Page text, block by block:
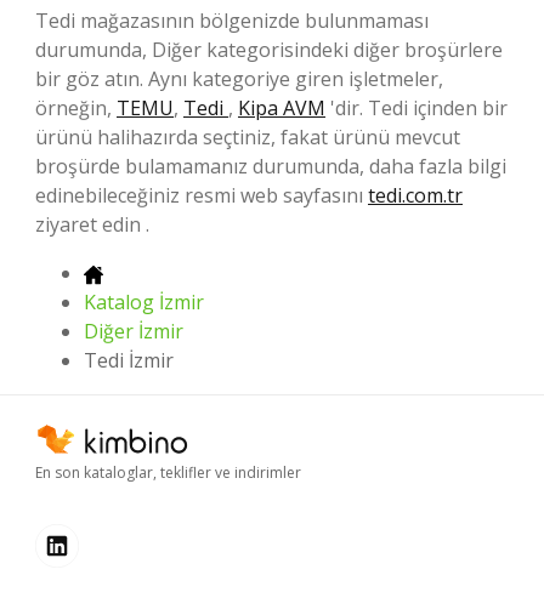
Tedi mağazasının bölgenizde bulunmaması
durumunda, Diğer kategorisindeki diğer broşürlere
bir göz atın. Aynı kategoriye giren işletmeler,
örneğin, TEMU, Tedi , Kipa AVM 'dir. Tedi içinden bir
ürünü halihazırda seçtiniz, fakat ürünü mevcut
broşürde bulamamanız durumunda, daha fazla bilgi
edinebileceğiniz resmi web sayfasını tedi.com.tr
ziyaret edin .
Katalog İzmir
Diğer İzmir
Tedi İzmir
En son kataloglar, teklifler ve indirimler